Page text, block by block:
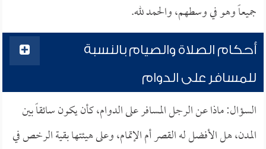
جميعاً وهو في وسطهم، والحمد لله.
أحكام الصلاة والصيام بالنسبة
للمسافر على الدوام
السؤال: ماذا عن الرجل المسافر على الدوام، كأن يكون سائقاً بين
المدن، هل الأفضل له القصر أم الإتمام، وعلى هيئتها بقية الرخص في